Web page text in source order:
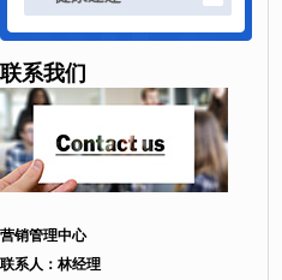
联系我们
营销管理中心
联系人：林经理